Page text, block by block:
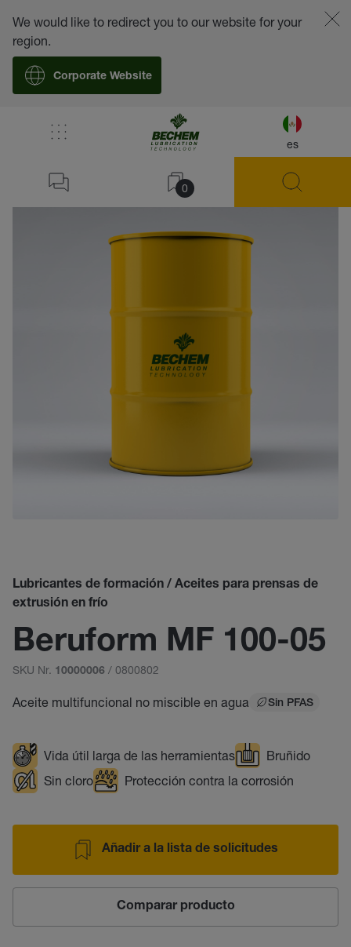
es
0
We would like to redirect you to our website for your
region.
Corporate Website
Lubricantes de formación / Aceites para prensas de
extrusión en frío
Beruform MF 100-05
SKU Nr. 10000006 / 0800802
Aceite multifuncional no miscible en agua Sin PFAS
Vida útil larga de las herramientas
Bruñido
Sin cloro
Protección contra la corrosión
Añadir a la lista de solicitudes
Comparar producto